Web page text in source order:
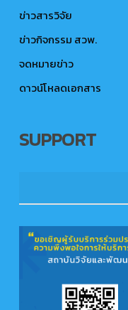
ข่าวสารวิจัย
ข่าวกิจกรรม สวพ.
จดหมายข่าว
ดาวน์โหลดเอกสาร
SUPPORT